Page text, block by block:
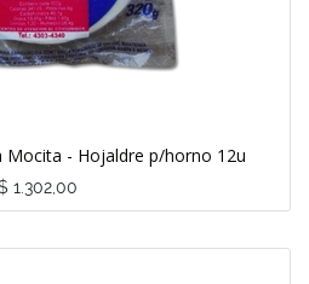
Mocita - Hojaldre p/horno 12u
1.302,00